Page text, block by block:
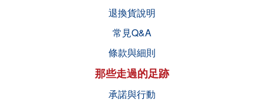
退換貨說明
常見Q&A
條款與細則
那些走過的足跡
承諾與行動